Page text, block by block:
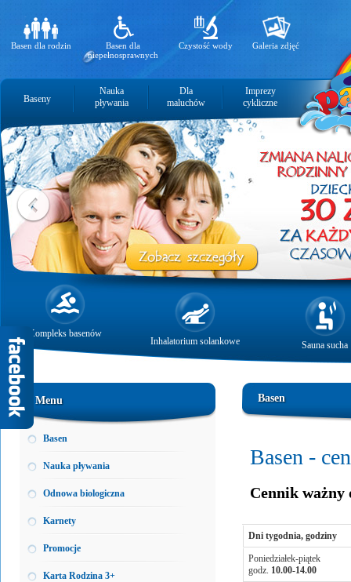
Basen dla rodzin
Basen dla
niepełnosprawnych
Czystość wody Galeria zdjęć
Baseny
Nauka
pływania
Dla
maluchów
Imprezy
cykliczne
Kompleks basenów
Inhalatorium solankowe Sauna sucha
Menu
Basen
Nauka pływania
Odnowa biologiczna
Karnety
Promocje
Karta Rodzina 3+
Basen
Basen -
Cennik ważny
Dni tygodnia, godziny
Poniedziałek-piątek
godz. 10.00-14.00